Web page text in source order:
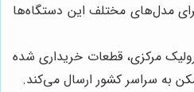
مدل‌های مختلف این دستگاه‌ها
مرکزی، قطعات خریداری شده
به سراسر کشور ارسال می‌کند.